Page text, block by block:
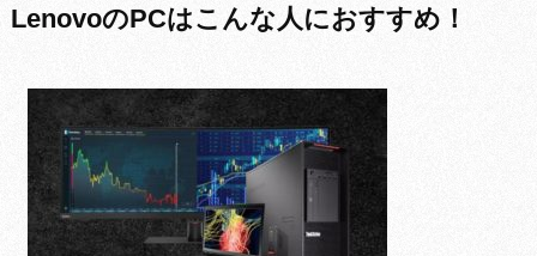
LenovoのPCはこんな人におすすめ！